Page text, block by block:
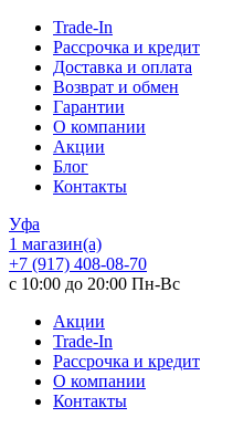
Trade-In
Рассрочка и кредит
Доставка и оплата
Возврат и обмен
Гарантии
О компании
Акции
Блог
Контакты
Уфа
1 магазин(а)
+7 (917) 408-08-70
с 10:00 до 20:00 Пн-Вс
Акции
Trade-In
Рассрочка и кредит
О компании
Контакты